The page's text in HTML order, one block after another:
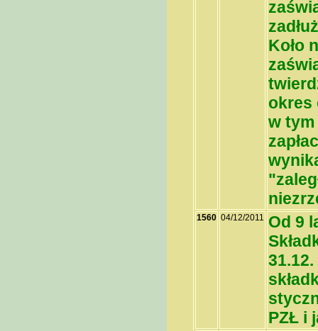
Koło
okres
w
1560 04/12/2011 Od 9
PZŁ i